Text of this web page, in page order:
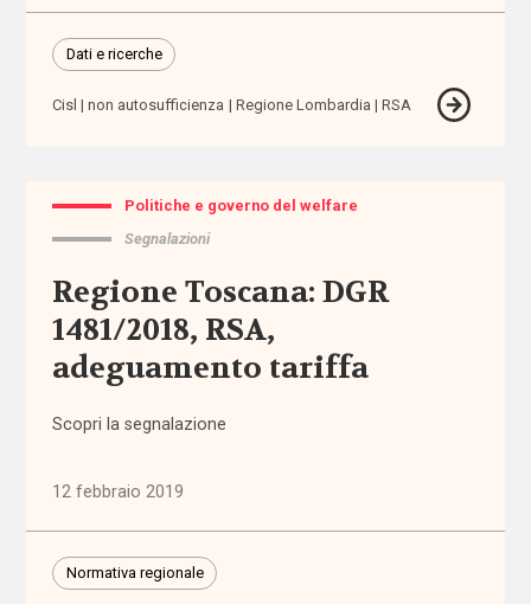
accoglienza
accomodamenti
accreditamento
Acri
ADI
adozione
internazionale
Dati e ricerche
Cisl non autosufficienza Regione Lombardia RSA
Politiche e governo del welfare
Segnalazioni
Regione Toscana: DGR
1481/2018, RSA,
adeguamento tariffa
Scopri la segnalazione
12 febbraio 2019
Normativa regionale